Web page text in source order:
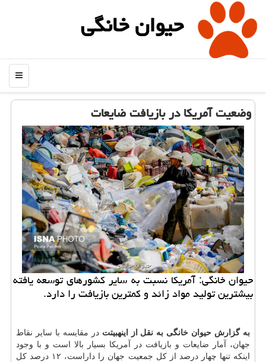
حیوان خانگی
منو
وضعیت آمریكا در بازیافت ضایعات
حیوان خانگی: آمریكا نسبت به سایر كشورهای توسعه یافته
بیشترین تولید مواد زائد و كمترین بازیافت را دارد.
به گزارش حیوان خانگی به نقل از اینهبیتت در مقایسه با سایر نقاط
جهان، آمار ضایعات و بازیافت در آمریكا بسیار بالا است و با وجود
اینكه تنها چهار درصد از كل جمعیت جهان را داراست، ۱۲ درصد كل